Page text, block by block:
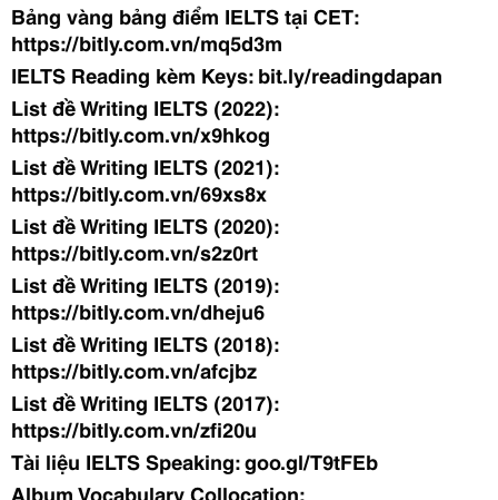
Bảng vàng bảng điểm IELTS tại CET:
https://bitly.com.vn/mq5d3m
IELTS Reading kèm Keys: bit.ly/readingdapan
List đề Writing IELTS (2022):
https://bitly.com.vn/x9hkog
List đề Writing IELTS (2021):
https://bitly.com.vn/69xs8x
List đề Writing IELTS (2020):
https://bitly.com.vn/s2z0rt
List đề Writing IELTS (2019):
https://bitly.com.vn/dheju6
List đề Writing IELTS (2018):
https://bitly.com.vn/afcjbz
List đề Writing IELTS (2017):
https://bitly.com.vn/zfi20u
Tài liệu IELTS Speaking: goo.gl/T9tFEb
Album Vocabulary Collocation: